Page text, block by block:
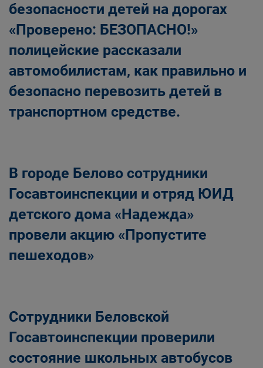
безопасности детей на дорогах
«Проверено: БЕЗОПАСНО!»
полицейские рассказали
автомобилистам, как правильно и
безопасно перевозить детей в
транспортном средстве.
В городе Белово сотрудники
Госавтоинспекции и отряд ЮИД
детского дома «Надежда»
провели акцию «Пропустите
пешеходов»
Сотрудники Беловской
Госавтоинспекции проверили
состояние школьных автобусов